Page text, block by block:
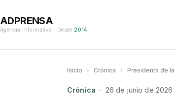
ADPRENSA
Agencia Informativa · Desde 2014
Inicio › Crónica › Presidenta de
Crónica · 26 de junio de 2026